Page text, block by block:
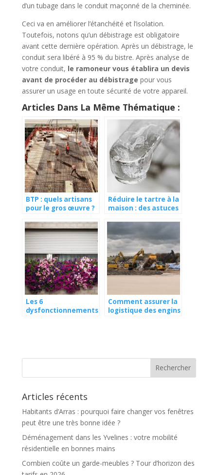
d’un tubage dans le conduit maçonné de la cheminée.
Ceci va en améliorer l’étanchéité et l’isolation.
Toutefois, notons qu’un débistrage est obligatoire
avant cette dernière opération. Après un débistrage, le
conduit sera libéré à 95 % du bistre. Après analyse de
votre conduit, le ramoneur vous établira un devis
avant de procéder au débistrage pour vous
assurer un usage en toute sécurité de votre appareil.
Articles Dans La Même Thématique :
BTP : quels artisans
pour le gros œuvre ?
Réduire le tartre à la
maison : des astuces
Les 6
dysfonctionnements
Comment assurer la
logistique des engins
Articles récents
Habitants d’Arras : pourquoi faire changer vos fenêtres
peut être une très bonne idée ?
Déménagement dans les Yvelines : votre mobilité
résidentielle en bonnes mains
Combien coûte un garde-meubles ? Tour d’horizon des